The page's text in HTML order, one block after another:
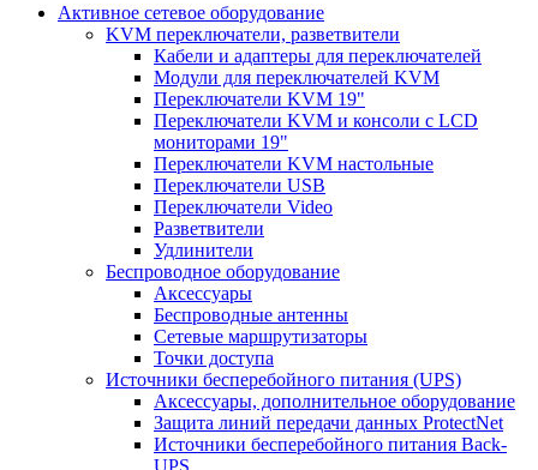
Активное сетевое оборудование
KVM переключатели, разветвители
Кабели и адаптеры для переключателей
Модули для переключателей KVM
Переключатели KVM 19"
Переключатели KVM и консоли с LCD
мониторами 19"
Переключатели KVM настольные
Переключатели USB
Переключатели Video
Разветвители
Удлинители
Беспроводное оборудование
Аксессуары
Беспроводные антенны
Сетевые маршрутизаторы
Точки доступа
Источники бесперебойного питания (UPS)
Аксессуары, дополнительное оборудование
Защита линий передачи данных ProtectNet
Источники бесперебойного питания Back-
UPS